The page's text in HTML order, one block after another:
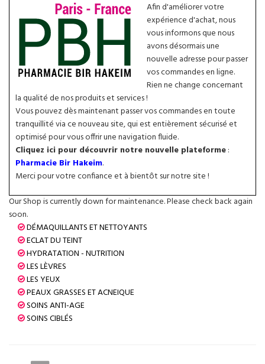
Afin d'améliorer votre
expérience d'achat, nous
vous informons que nous
avons désormais une
nouvelle adresse pour passer
vos commandes en ligne.
Rien ne change concernant
la qualité de nos produits et services !
Vous pouvez dès maintenant passer vos commandes en toute
tranquillité via ce nouveau site, qui est entièrement sécurisé et
optimisé pour vous offrir une navigation fluide.
Cliquez ici pour découvrir notre nouvelle plateforme:
Pharmacie Bir Hakeim.
Merci pour votre confiance et à bientôt sur notre site !
Our Shop is currently down for maintenance. Please check back again
soon.
DÉMAQUILLANTS ET NETTOYANTS
ECLAT DU TEINT
HYDRATATION - NUTRITION
LES LÈVRES
LES YEUX
PEAUX GRASSES ET ACNEIQUE
SOINS ANTI-AGE
SOINS CIBLÉS